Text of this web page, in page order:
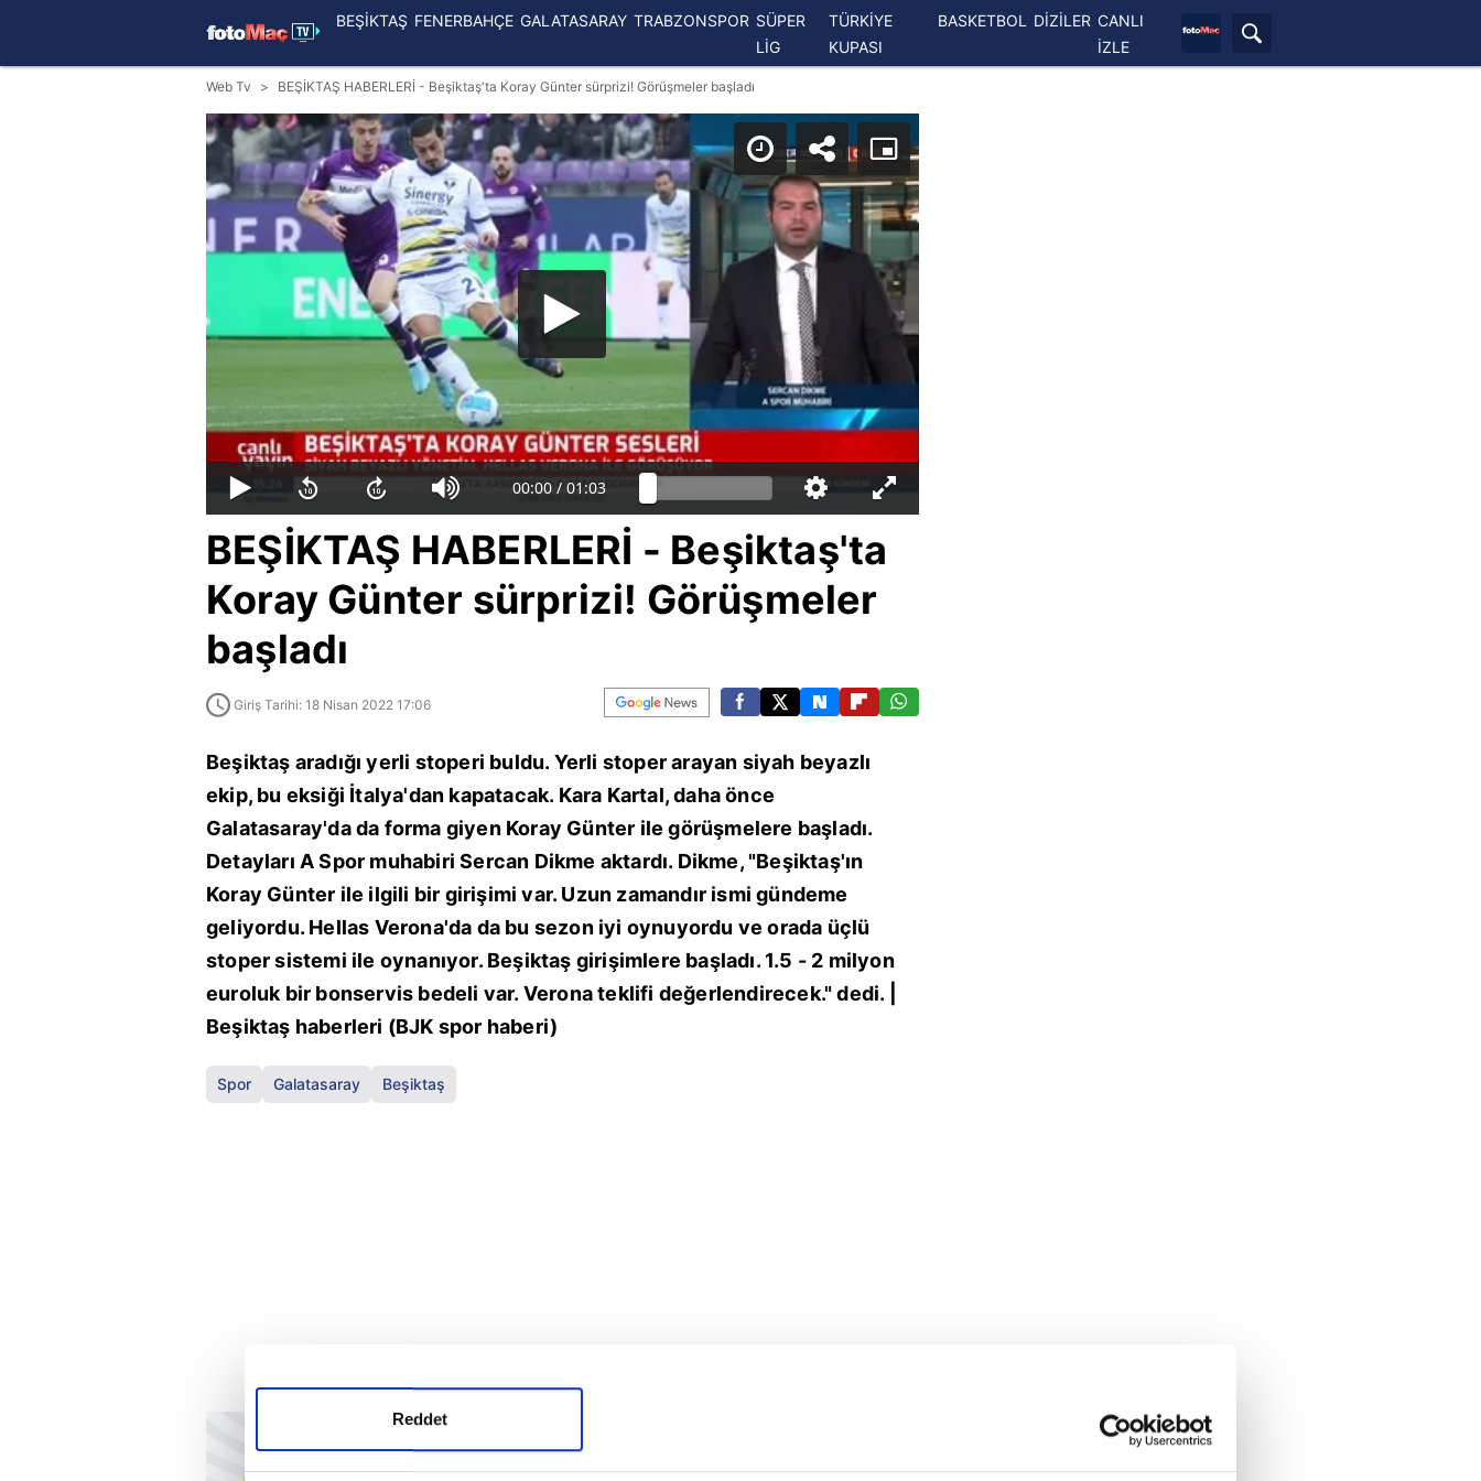
Reddet
BEŞİKTAŞ FENERBAHÇE GALATASARAY TRABZONSPOR SÜPER
LİG
TÜRKİYE
KUPASI
BASKETBOL DİZİLER CANLI
İZLE
Web Tv BEŞİKTAŞ HABERLERİ - Beşiktaş'ta Koray Günter sürprizi! Görüşmeler başladı
00:00 / 01:03
BEŞİKTAŞ HABERLERİ - Beşiktaş'ta
Koray Günter sürprizi! Görüşmeler
başladı
Giriş Tarihi: 18 Nisan 2022 17:06
Beşiktaş aradığı yerli stoperi buldu. Yerli stoper arayan siyah beyazlı
ekip, bu eksiği İtalya'dan kapatacak. Kara Kartal, daha önce
Galatasaray'da da forma giyen Koray Günter ile görüşmelere başladı.
Detayları A Spor muhabiri Sercan Dikme aktardı. Dikme, "Beşiktaş'ın
Koray Günter ile ilgili bir girişimi var. Uzun zamandır ismi gündeme
geliyordu. Hellas Verona'da da bu sezon iyi oynuyordu ve orada üçlü
stoper sistemi ile oynanıyor. Beşiktaş girişimlere başladı. 1.5 - 2 milyon
euroluk bir bonservis bedeli var. Verona teklifi değerlendirecek." dedi. |
Beşiktaş haberleri (BJK spor haberi)
Spor Galatasaray Beşiktaş